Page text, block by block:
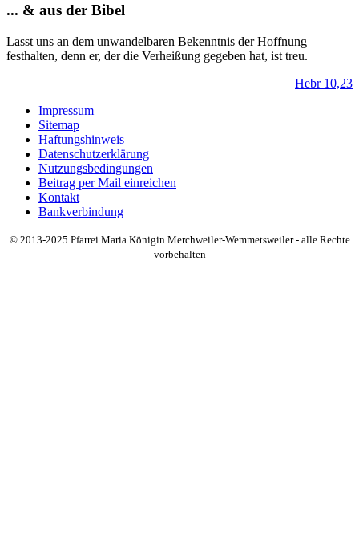
... & aus der Bibel
Lasst uns an dem unwandelbaren Bekenntnis der Hoffnung
festhalten, denn er, der die Verheißung gegeben hat, ist treu.
Hebr 10,23
Impressum
Sitemap
Haftungshinweis
Datenschutzerklärung
Nutzungsbedingungen
Beitrag per Mail einreichen
Kontakt
Bankverbindung
© 2013-2025 Pfarrei Maria Königin Merchweiler-Wemmetsweiler - alle Rechte
vorbehalten